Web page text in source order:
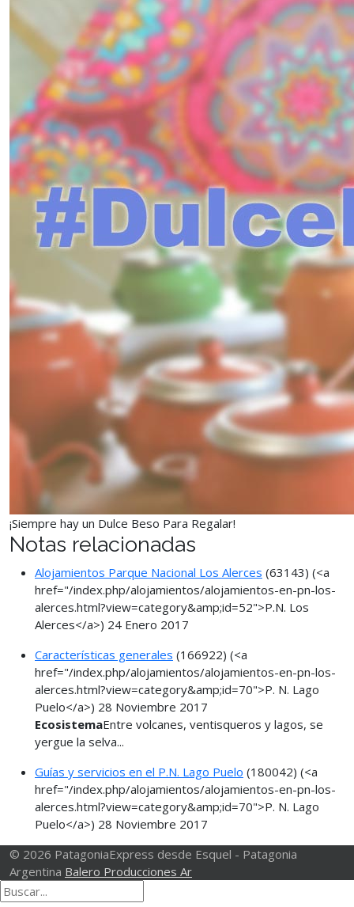
¡Siempre hay un Dulce Beso Para Regalar!
Notas relacionadas
Alojamientos Parque Nacional Los Alerces (63143) (<a
href="/index.php/alojamientos/alojamientos-en-pn-los-
alerces.html?view=category&amp;id=52">P.N. Los
Alerces</a>) 24 Enero 2017
Características generales (166922) (<a
href="/index.php/alojamientos/alojamientos-en-pn-los-
alerces.html?view=category&amp;id=70">P. N. Lago
Puelo</a>) 28 Noviembre 2017
EcosistemaEntre volcanes, ventisqueros y lagos, se
yergue la selva...
Guías y servicios en el P.N. Lago Puelo (180042) (<a
href="/index.php/alojamientos/alojamientos-en-pn-los-
alerces.html?view=category&amp;id=70">P. N. Lago
Puelo</a>) 28 Noviembre 2017
© 2026 PatagoniaExpress desde Esquel - Patagonia
Argentina Balero Producciones Ar